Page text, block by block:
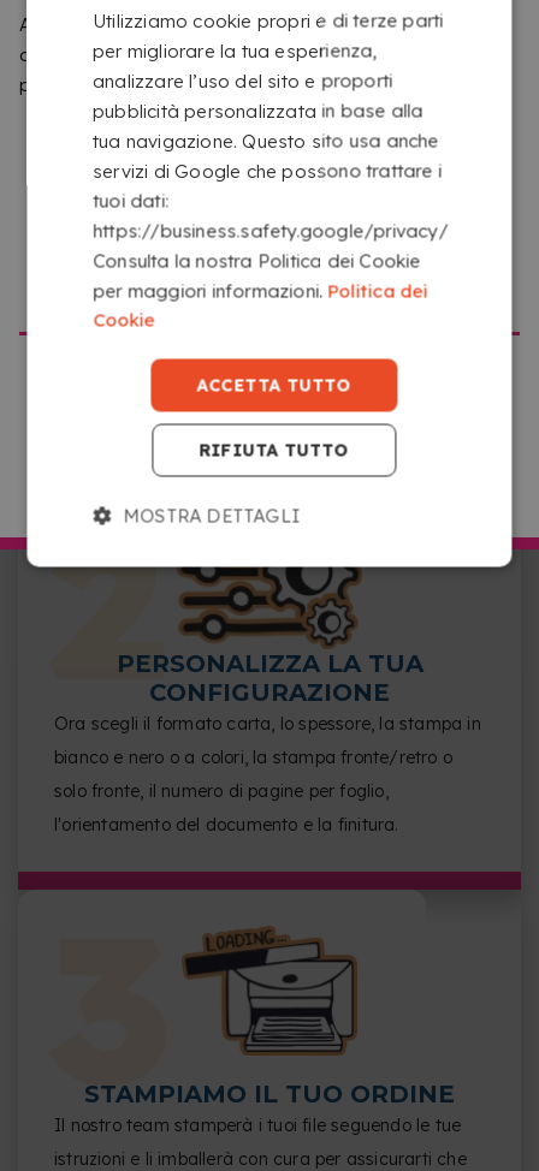
Abbiamo rilevato che stai navigando da un posto
diverso da quello che corrisponde a questo sito web. Ti
preghiamo di confermare il sito che vuoi visitare.
ANDARE SU COPYKREA USA
ANDARE SU COPYKREA ITALIA
COME FUNZIONA IL SERVIZIO
CARICA IL TUO FILE
Carica i tuoi file da qualsiasi dispositivo con accesso
“Seleziona o trascina qui i tuoi file”.
PERSONALIZZA LA TUA
CONFIGURAZIONE
Ora scegli il formato carta, lo spessore, la stampa in
bianco e nero o a colori, la stampa fronte/retro o
solo fronte, il numero di pagine per foglio,
l'orientamento del documento e la finitura.
STAMPIAMO IL TUO ORDINE
Il nostro team stamperà i tuoi file seguendo le tue
istruzioni e li imballerà con cura per assicurarti che
Utilizziamo cookie propri e di terze parti
per migliorare la tua esperienza,
analizzare l’uso del sito e proporti
pubblicità personalizzata in base alla
tua navigazione. Questo sito usa anche
servizi di Google che possono trattare i
tuoi dati:
https://business.safety.google/privacy/
Consulta la nostra Politica dei Cookie
per maggiori informazioni. Politica dei
Cookie
ACCETTA TUTTO
RIFIUTA TUTTO
MOSTRA DETTAGLI